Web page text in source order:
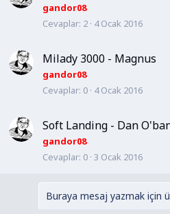
gandor08
Cevaplar 2 4 Ocak 2016
Milady 3000 - Magnus
gandor08
Cevaplar 0 4 Ocak 2016
Soft Landing - Dan
gandor08
Cevaplar 0 3 Ocak 2016
Buraya mesaj yazmak için